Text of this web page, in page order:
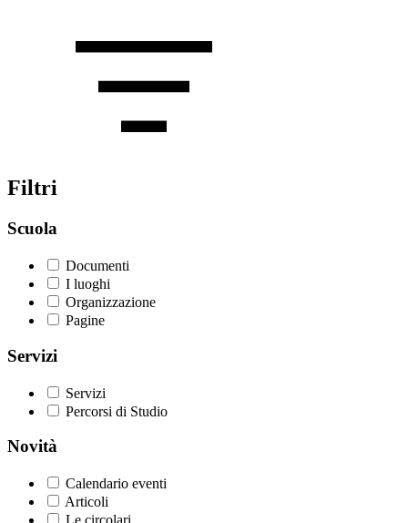
Filtri
Scuola
Documenti
I luoghi
Organizzazione
Pagine
Servizi
Servizi
Percorsi di Studio
Novità
Calendario eventi
Articoli
Le circolari